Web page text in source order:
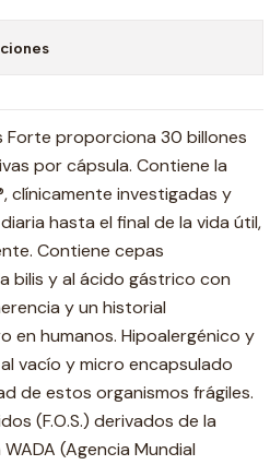
Forte proporciona 30 billones
por cápsula. Contiene la
clínicamente investigadas y
hasta el final de la vida útil,
Contiene cepas
bilis y al ácido gástrico con
y un historial
en humanos. Hipoalergénico y
vacío y micro encapsulado
de estos organismos frágiles.
(F.O.S.) derivados de la
(Agencia Mundial